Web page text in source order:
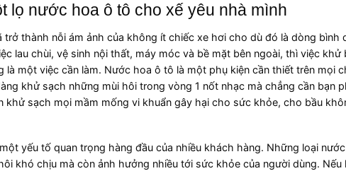
lọ nước hoa ô tô cho xế yêu nhà mình
trở thành nỗi ám ảnh của không ít chiếc xe hơi cho dù đó là dòng bình
lau chùi, vệ sinh nội thất, máy móc và bề mặt bên ngoài, thì việc khử
một việc cần làm. Nước hoa ô tô là một phụ kiện cần thiết trên mọi
khử sạch những mùi hôi trong vòng 1 nốt nhạc mà chẳng cần bạn
khử sạch mọi mầm mống vi khuẩn gây hại cho sức khỏe, cho bầu
yếu tố quan trọng hàng đầu của nhiều khách hàng. Những loại
khó chịu mà còn ảnh hưởng nhiều tới sức khỏe của người dùng. Nếu